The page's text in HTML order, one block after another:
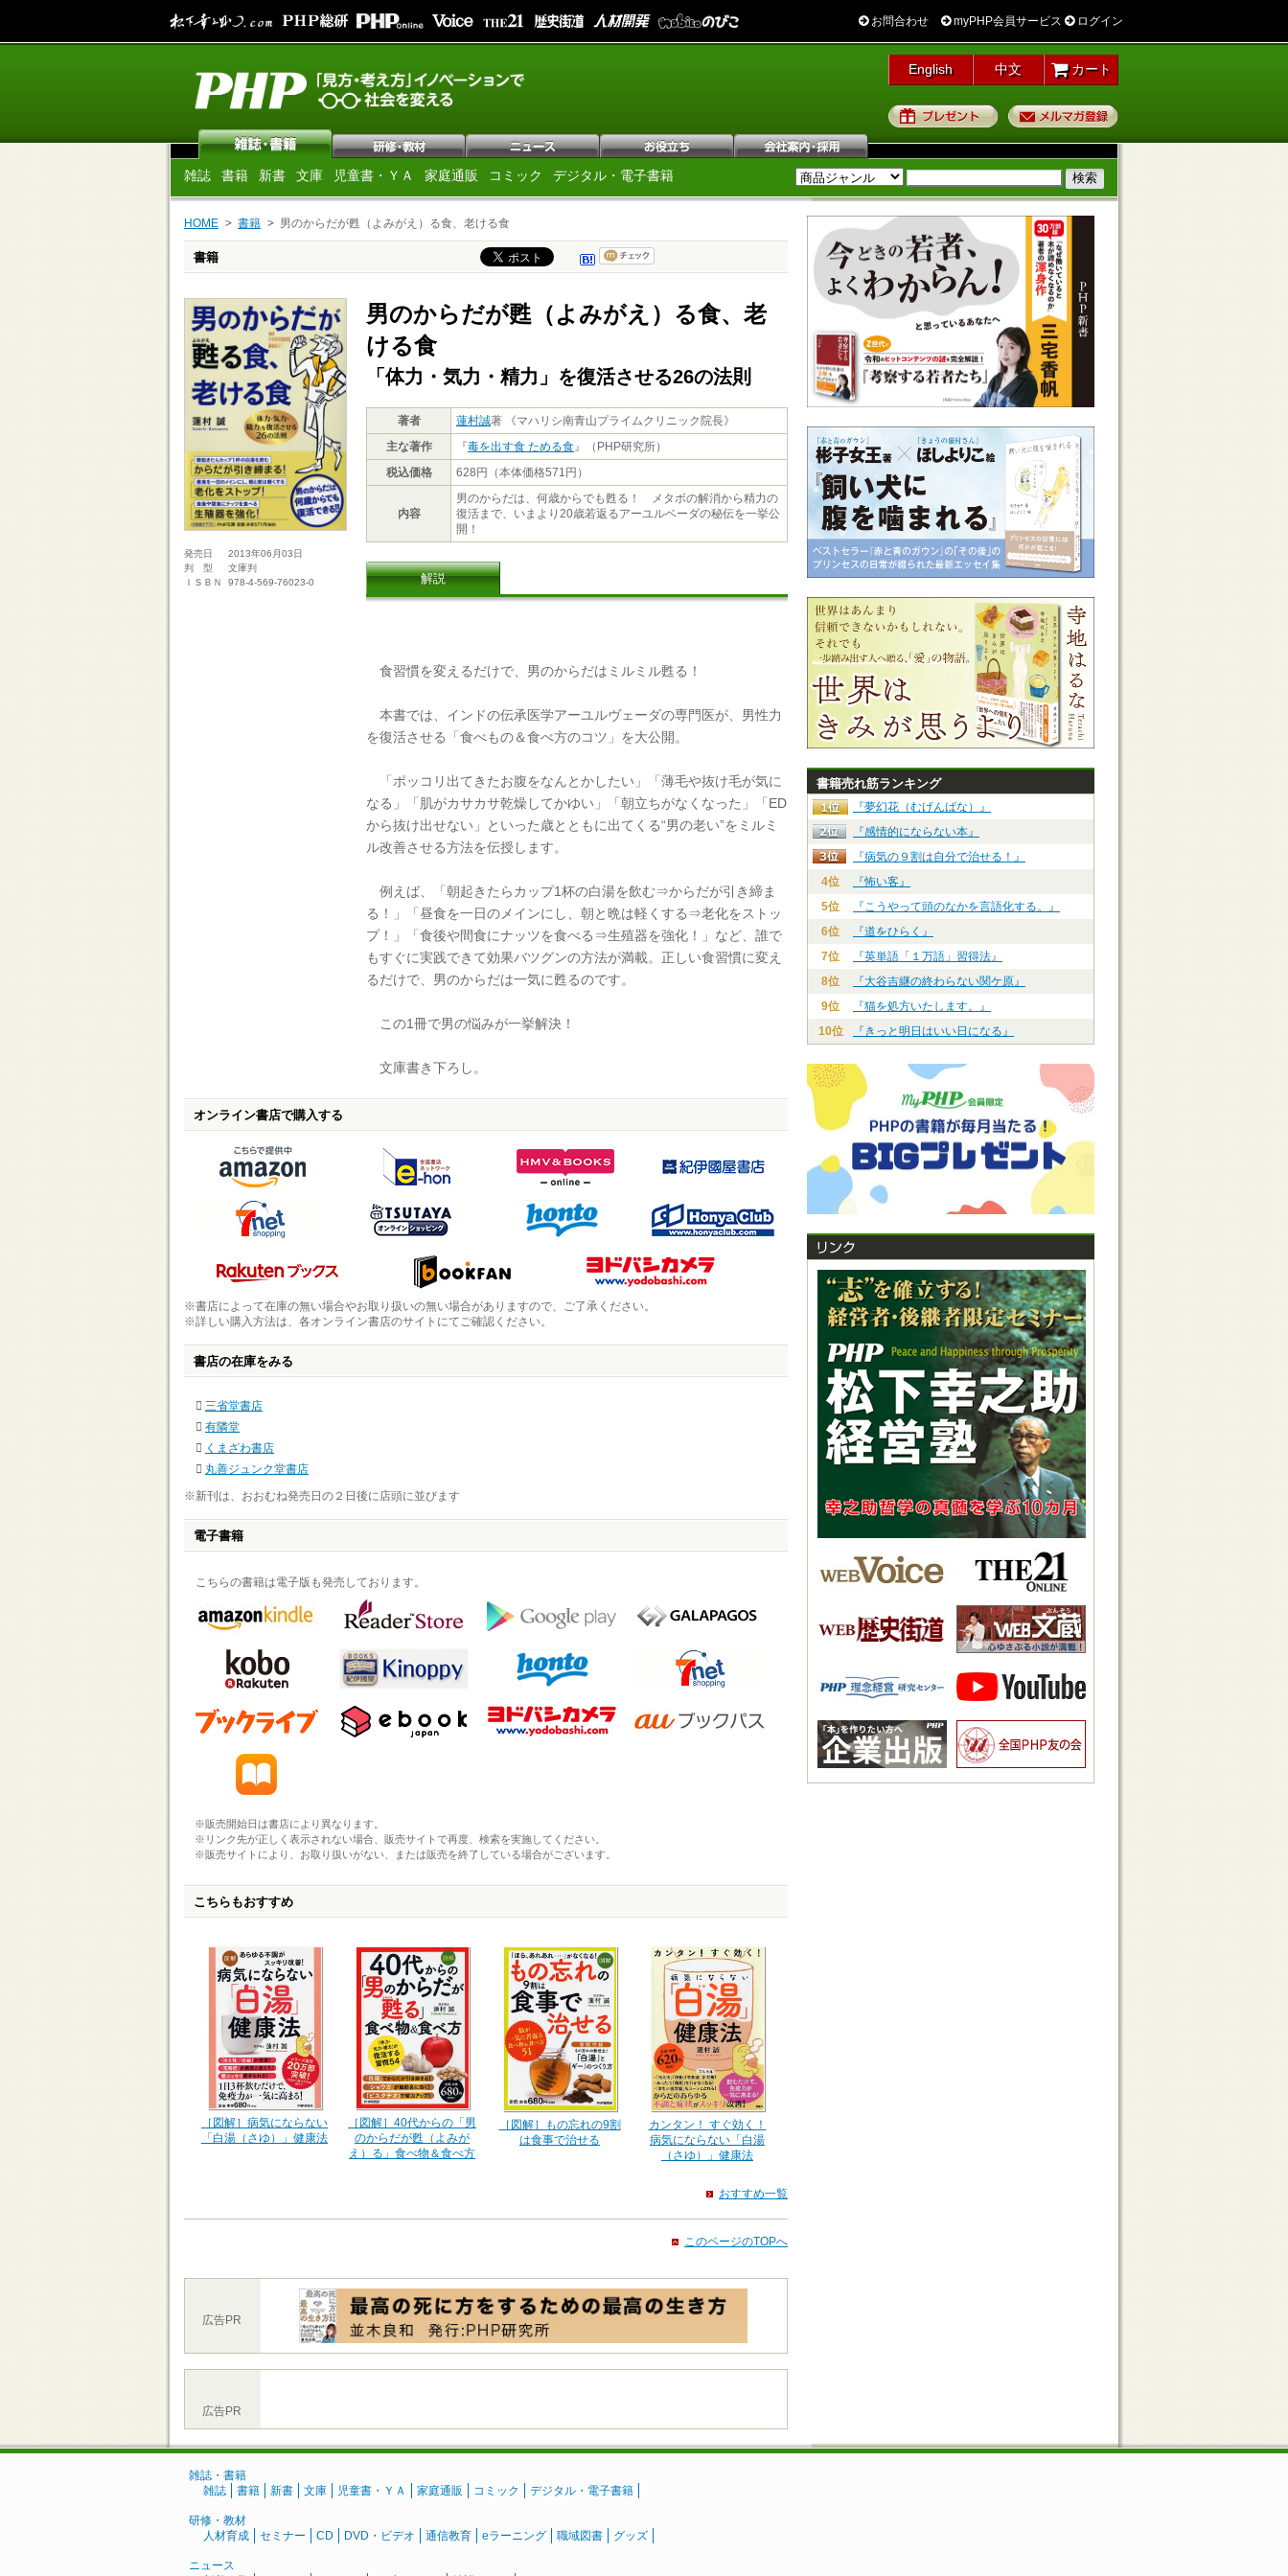
お問合わせ myPHP会員サービス ログイン
English 中文 カート
プレゼント
雑誌 書籍 新書 文庫 児童書・ＹＡ 家庭通販 コミック デジタル・電子書籍
HOME 書籍 男のからだが甦（よみがえ）る食、老ける食
書籍
発売日
2013年06月03日
判 型
文庫判
ＩＳＢＮ
978-4-569-76023-0
男のからだが甦（よみがえ）る食、老
ける食
「体力・気力・精力」を復活させる26の法則
著者 蓮村誠著 《マハリシ南青山プライムクリニック院長》
主な著作
『毒を出す食 ためる食』（PHP研究所）
税込価格
628円（本体価格571円）
内容
男のからだは、何歳からでも甦る！ メタボの解消から精力の
復活まで、いまより20歳若返るアーユルベーダの秘伝を一挙公
開！
解説
食習慣を変えるだけで、男のからだはミルミル甦る！
本書では、インドの伝承医学アーユルヴェーダの専門医が、男性力
を復活させる「食べもの＆食べ方のコツ」を大公開。
「ポッコリ出てきたお腹をなんとかしたい」「薄毛や抜け毛が気に
なる」「肌がカサカサ乾燥してかゆい」「朝立ちがなくなった」「ED
から抜け出せない」といった歳とともに出てくる“男の老い”をミルミ
ル改善させる方法を伝授します。
例えば、「朝起きたらカップ1杯の白湯を飲む⇒からだが引き締ま
る！」「昼食を一日のメインにし、朝と晩は軽くする⇒老化をストッ
プ！」「食後や間食にナッツを食べる⇒生殖器を強化！」など、誰で
もすぐに実践できて効果バツグンの方法が満載。正しい食習慣に変え
るだけで、男のからだは一気に甦るのです。
この1冊で男の悩みが一挙解決！
文庫書き下ろし。
オンライン書店で購入する
※書店によって在庫の無い場合やお取り扱いの無い場合がありますので、ご了承ください。
※詳しい購入方法は、各オンライン書店のサイトにてご確認ください。
書店の在庫をみる
三省堂書店
有隣堂
くまざわ書店
丸善ジュンク堂書店
※新刊は、おおむね発売日の２日後に店頭に並びます
電子書籍
こちらの書籍は電子版も発売しております。
※販売開始日は書店により異なります。
※リンク先が正しく表示されない場合、販売サイトで再度、検索を実施してください。
※販売サイトにより、お取り扱いがない、または販売を終了している場合がございます。
こちらもおすすめ
［図解］病気にならない
「白湯（さゆ）」健康法
［図解］40代からの「男
のからだが甦（よみが
え）る」食べ物＆食べ方
［図解］もの忘れの9割
は食事で治せる
カンタン！ すぐ効く！
病気にならない「白湯
（さゆ）」健康法
おすすめ一覧
このページのTOPへ
広告PR
広告PR
書籍売れ筋ランキング
『夢幻花（むげんばな）』
『感情的にならない本』
『病気の９割は自分で治せる！』
4位
『怖い客』
5位
『こうやって頭のなかを言語化する。』
6位
『道をひらく』
7位
『英単語「１万語」習得法』
8位
『大谷吉継の終わらない関ケ原』
9位
『猫を処方いたします。』
10位
『きっと明日はいい日になる』
雑誌・書籍
雑誌
書籍 新書 文庫 児童書・ＹＡ 家庭通販 コミック デジタル・電子書籍
研修・教材
人材育成
セミナー CD DVD・ビデオ 通信教育 eラーニング 職域図書 グッズ
ニュース